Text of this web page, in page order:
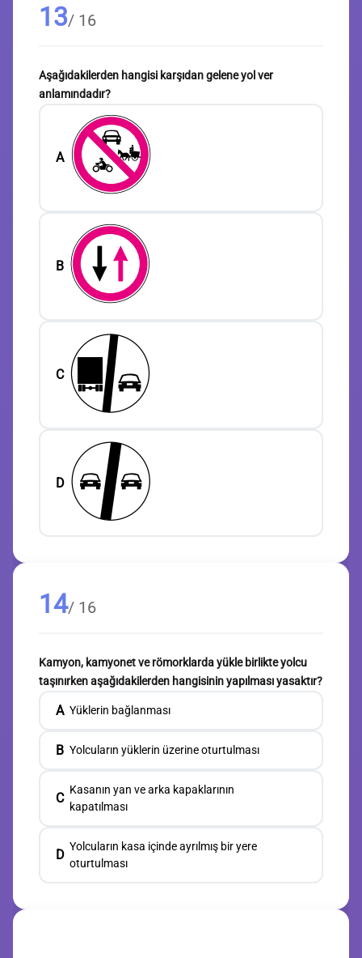
13/ 16
Aşağıdakilerden hangisi karşıdan gelene yol ver
anlamındadır?
A
B
C
D
14/ 16
Kamyon, kamyonet ve römorklarda yükle birlikte yolcu
taşınırken aşağıdakilerden hangisinin yapılması yasaktır?
A Yüklerin bağlanması
B Yolcuların yüklerin üzerine oturtulması
C
Kasanın yan ve arka kapaklarının
kapatılması
D
Yolcuların kasa içinde ayrılmış bir yere
oturtulması